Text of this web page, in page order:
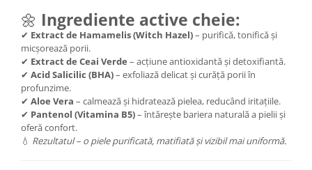
🌼 Ingrediente active cheie:
✔ Extract de Hamamelis (Witch Hazel)– purifică, tonifică și
micșorează porii.
✔ Extract de Ceai Verde – acțiune antioxidantă și detoxifiantă.
✔ Acid Salicilic (BHA)– exfoliază delicat și curăță porii în
profunzime.
✔ Aloe Vera – calmează și hidratează pielea, reducând iritațiile.
✔ Pantenol (Vitamina B5)– întărește bariera naturală a pielii și
oferă confort.
💧 Rezultatul – o piele purificată, matifiată și vizibil mai uniformă.